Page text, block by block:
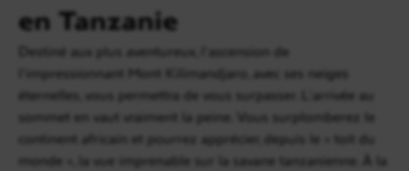
en Tanzanie
Destiné aux plus aventureux, l’ascension de
l’impressionnant Mont Kilimandjaro, avec ses neiges
éternelles, vous permettra de vous surpasser. L’arrivée au
sommet en vaut vraiment la peine. Vous surplomberez le
continent africain et pourrez apprécier, depuis le « toit du
monde », la vue imprenable sur la savane tanzanienne. À la